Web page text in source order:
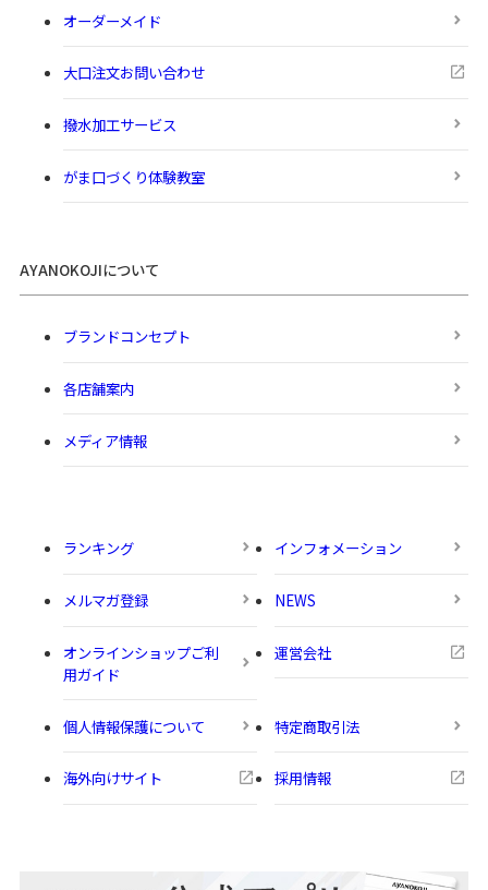
オーダーメイド
大口注文お問い合わせ
撥水加工サービス
がま口づくり体験教室
AYANOKOJIについて
ブランドコンセプト
各店舗案内
メディア情報
ランキング インフォメーション
メルマガ登録 NEWS
オンラインショップご利
用ガイド
運営会社
個人情報保護について 特定商取引法
海外向けサイト 採用情報